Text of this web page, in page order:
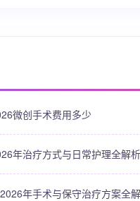
微创手术费用多少
年治疗方式与日常护理全解析
年手术与保守治疗方案全